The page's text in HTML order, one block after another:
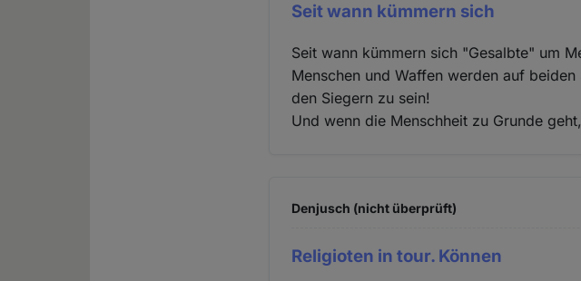
Seit wann kümmern sich
Seit wann kümmern sich "Gesalbte" um
Menschen und Waffen werden auf
den Siegern zu sein!
Und wenn die Menschheit zu Grunde
Denjusch (nicht überprüft)
Religioten in tour. Können